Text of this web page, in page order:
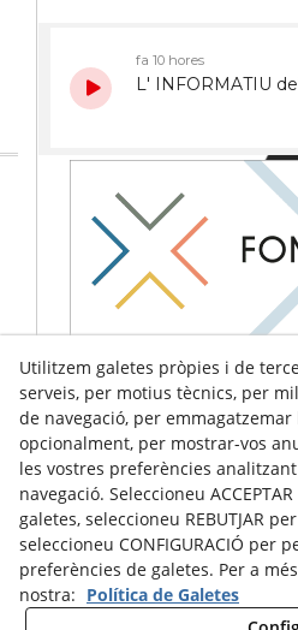
Utilitzem galetes pròpies i de
serveis, per motius tècnics, per
de navegació, per
opcionalment, per mostrar-vos
les vostres preferències
navegació. Seleccioneu
galetes, seleccioneu REBUTJAR
seleccioneu CONFIGURACIÓ per
preferències de galetes. Per a
nostra: Política de Galetes